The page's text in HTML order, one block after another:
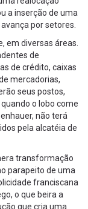
a inserção de uma
por setores.
em diversas áreas.
de
de crédito, caixas
mercadorias,
seus postos,
o lobo come
não terá
pela alcatéia de
transformação
parapeito de uma
franciscana
o que beira a
que cria uma